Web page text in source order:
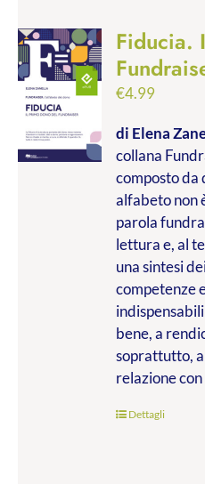
Fiducia.
€4.99
di Elena
collana
composto da
alfabeto non
parola
lettura e, al
una sintesi
competenze
bene, a
soprattutto,
relazione
Dettagli